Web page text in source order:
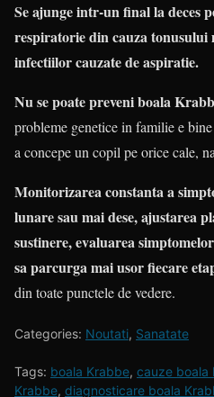
Se ajunge intr-un final la deces
respiratorie din cauza tonusului
infectiilor cauzate de aspiratie.
Nu se poate preveni boala
probleme genetice in familie e
a concepe un copil pe orice cale,
Monitorizarea constanta a
lunare sau mai dese, ajustarea
sustinere, evaluarea
sa parcurga mai usor fiecare
din toate punctele de vedere.
Categories: Noutati, Sanatate
Tags: boala Krabbe, cauze boala
Krabbe, diagnosticare boala